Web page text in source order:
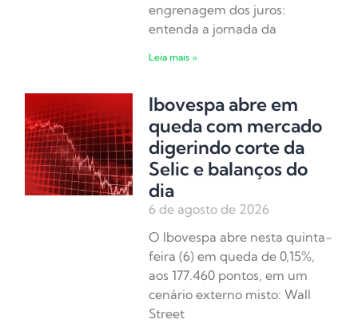
engrenagem dos juros:
entenda a jornada da
Leia mais »
Ibovespa abre em
queda com mercado
digerindo corte da
Selic e balanços do
dia
6 de agosto de 2026
O Ibovespa abre nesta quinta-
feira (6) em queda de 0,15%,
aos 177.460 pontos, em um
cenário externo misto: Wall
Street